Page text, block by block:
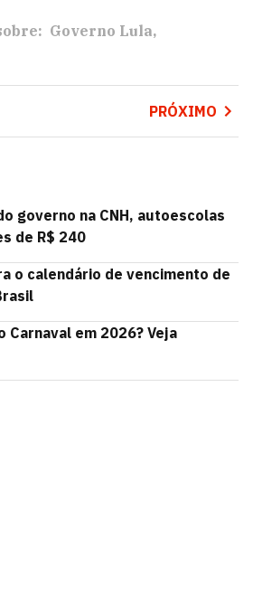
Governo Lula
PRÓXIMO
governo na CNH, autoescolas
de R$ 240
o calendário de vencimento de
Carnaval em 2026? Veja